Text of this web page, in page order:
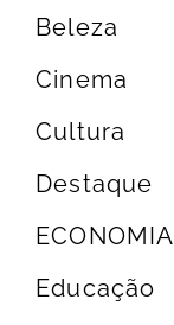
Beleza
Cinema
Cultura
Destaque
ECONOMIA
Educação